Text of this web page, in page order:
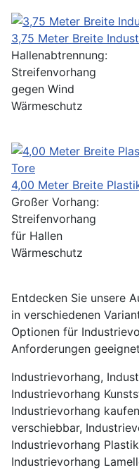
3,75 Meter Breite
Hallenabtrennung:
Streifenvorhang
gegen Wind
Wärmeschutz
4,00 Meter Breite
Großer Vorhang:
Streifenvorhang
für Hallen
Wärmeschutz
Entdecken Sie unsere
in verschiedenen
Optionen für
Anforderungen
Industrievorhang,
Industrievorhang
Industrievorhang
verschiebbar,
Industrievorhang
Industrievorhang